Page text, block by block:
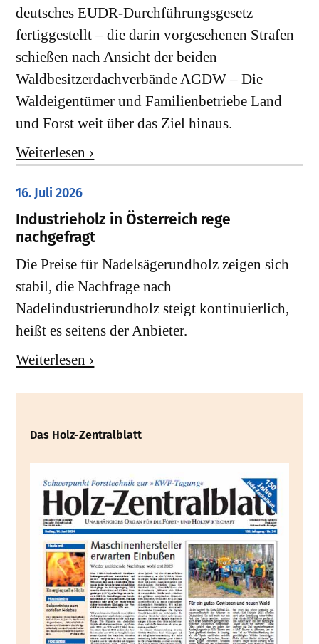
deutsches EUDR-Durchführungsgesetz
fertiggestellt – die darin vorgesehenen Strafen
schießen nach Ansicht der beiden
Waldbesitzerdachverbände AGDW – Die
Waldeigentümer und Familienbetriebe Land
und Forst weit über das Ziel hinaus.
Weiterlesen ›
16. Juli 2026
Industrieholz in Österreich rege
nachgefragt
Die Preise für Nadelsägerundholz zeigen sich
stabil, die Nachfrage nach
Nadelindustrierundholz steigt kontinuierlich,
heißt es seitens der Anbieter.
Weiterlesen ›
Das Holz-Zentralblatt